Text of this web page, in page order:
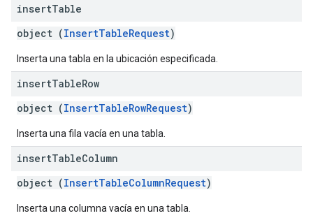
insertTable
object (InsertTableRequest)
Inserta una tabla en la ubicación especificada.
insertTableRow
object (InsertTableRowRequest)
Inserta una fila vacía en una tabla.
insertTableColumn
object (InsertTableColumnRequest)
Inserta una columna vacía en una tabla.